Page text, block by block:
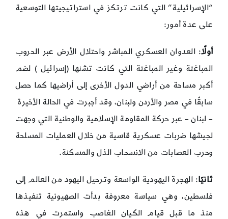
“الإسرائيلية” التي كانت ترتكز في استراتيجيتها التوسعية
على عدة أمور:
أولًا: العدوان العسكري المباشر واحتلال الأرض عبر الحروب
المباغتة وغير المباغتة التي كانت تشنها (إسرائيل ) لضم
أكبر مساحة من أراضي الدول الأخرى إلى أراضيها كما حصل
سابقًا في مصر والأردن ولبنان، وقد أجبرت في الحالة الأخيرة
– لبنان – عبر حركة المقاومة الإسلامية والوطنية التي وجهت
لجيشها ضربات عسكرية قاسية من خلال العمليات المسلحة
وحرب العصابات من الانسحاب الذل والمسكنة.
ثانيًا: الهجرة اليهودية الواسعة وترحيل اليهود من العالم إلى
فلسطين، وهي سياسة معروفة بدأت الصهيونية تنفيذها
منذ ما قبل قيام الكيان الغاصب واستمرت في هذه